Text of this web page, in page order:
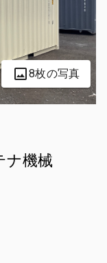
8枚の写真
ナ機械